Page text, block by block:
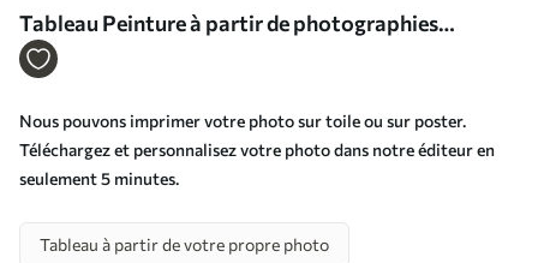
Tableau Peinture à partir de photographies
d'enfants sur toile Nr s33456
Nous pouvons imprimer votre photo sur toile ou sur poster.
Téléchargez et personnalisez votre photo dans notre éditeur en
seulement 5 minutes.
Tableau à partir de votre propre photo